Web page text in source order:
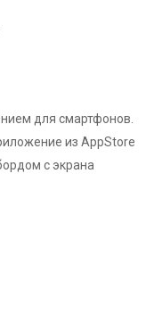
для смартфонов.
из AppStore
с экрана